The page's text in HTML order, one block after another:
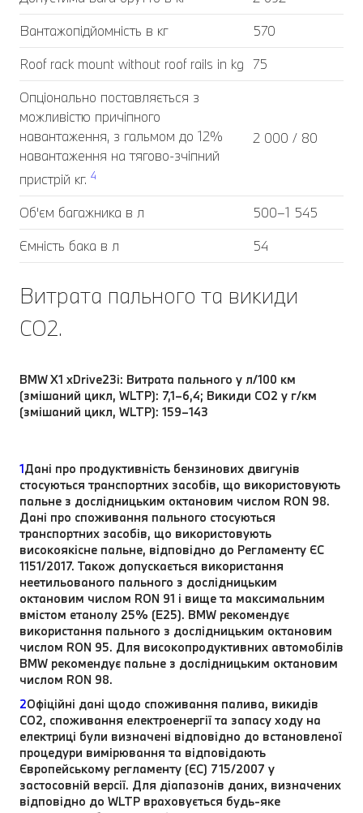
Вантажопідйомність в кг
570
Roof rack mount without roof rails in kg 75
Опціонально поставляється з
можливістю причіпного
навантаження, з гальмом до 12%
навантаження на тягово-зчіпний
пристрій кг. 4
2 000 / 80
Об'єм багажника в л
500–1 545
Ємність бака в л
54
Витрата пального та викиди
CO2.
BMW X1 xDrive23i: Витрата пального у л/100 км
(змішаний цикл, WLTP): 7,1–6,4; Викиди CO2 у г/км
(змішаний цикл, WLTP): 159–143
1Дані про продуктивність бензинових двигунів
стосуються транспортних засобів, що використовують
пальне з дослідницьким октановим числом RON 98.
Дані про споживання пального стосуються
транспортних засобів, що використовують
високоякісне пальне, відповідно до Регламенту ЄС
1151/2017. Також допускається використання
неетильованого пального з дослідницьким
октановим числом RON 91 і вище та максимальним
вмістом етанолу 25% (E25). BMW рекомендує
використання пального з дослідницьким октановим
числом RON 95. Для високопродуктивних автомобілів
BMW рекомендує пальне з дослідницьким октановим
числом RON 98.
2Офіційні дані щодо споживання палива, викидів
CO2, споживання електроенергії та запасу ходу на
електриці були визначені відповідно до встановленої
процедури вимірювання та відповідають
Європейському регламенту (ЄС) 715/2007 у
застосовній версії. Для діапазонів даних, визначених
відповідно до WLTP враховується будь-яке